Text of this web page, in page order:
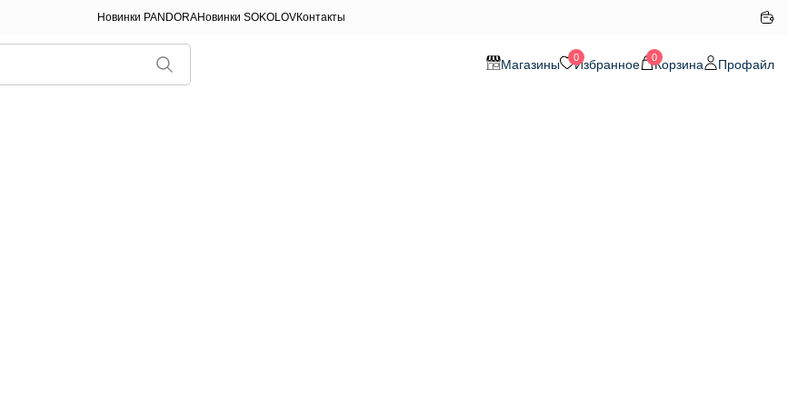
Новинки PANDORAНовинки SOKOLOVКонтакты
Магазины 0Избранное 0Корзина Профайл